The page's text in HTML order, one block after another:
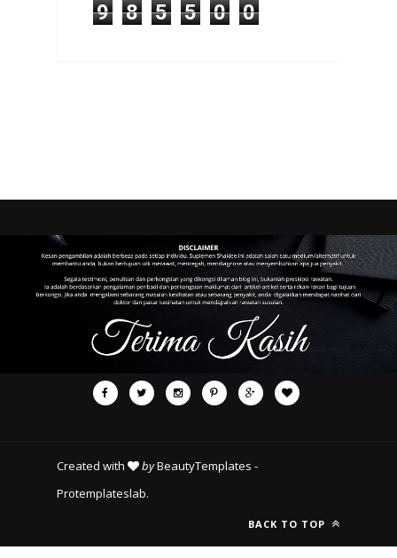
9 8 5 5 0 0
Created with byBeautyTemplates -
Protemplateslab.
BACK TO TOP